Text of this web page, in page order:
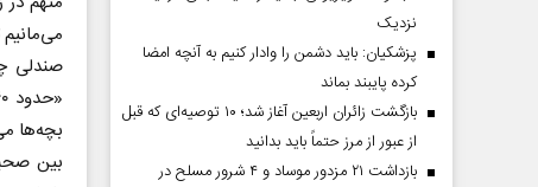
صندلی
بچه‌ها
بین
نزدیک
پزشکیان: باید دشمن را وادار کنیم به آنچه امضا
کرده پایبند بماند
بازگشت زائران اربعین آغاز شد؛ ۱۰ توصیه‌ای که قبل
از عبور از مرز حتماً باید بدانید
بازداشت ۲۱ مزدور موساد و ۴ شرور مسلح در